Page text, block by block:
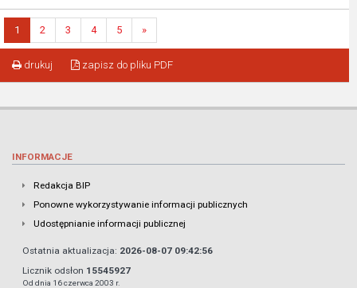
1 2 3 4 5 »
drukuj zapisz do pliku PDF
INFORMACJE
Redakcja BIP
Ponowne wykorzystywanie informacji publicznych
Udostępnianie informacji publicznej
Ostatnia aktualizacja: 2026-08-07 09:42:56
Licznik odsłon 15545927
Od dnia 16 czerwca 2003 r.